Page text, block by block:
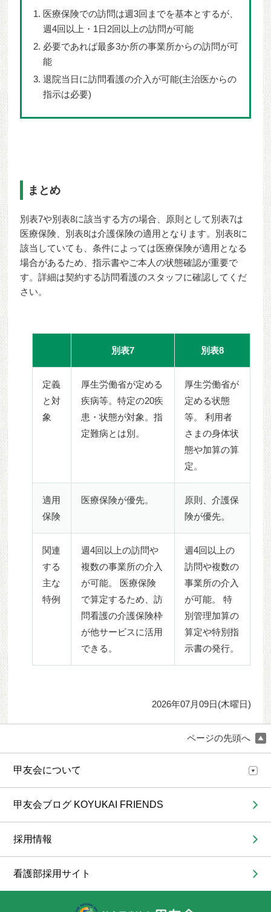
医療保険での訪問は週3回までを基本とするが、
週4回以上・1日2回以上の訪問が可能
必要であれば最多3か所の事業所からの訪問が可
能
退院当日に訪問看護の介入が可能(主治医からの
指示は必要)
まとめ
別表7や別表8に該当する方の場合、原則として別表7は
医療保険、別表8は介護保険の適用となります。別表8に
該当していても、条件によっては医療保険が適用となる
場合があるため、指示書やご本人の状態確認が重要で
す。詳細は契約する訪問看護のスタッフに確認してくだ
さい。
別表7 別表8
定義
と対
象
厚生労働省が定める
疾病等。特定の20疾
患・状態が対象。指
定難病とは別。
厚生労働省が
定める状態
等。 利用者
さまの身体状
態や加算の算
定。
適用
保険
医療保険が優先。
原則、介護保
険が優先。
関連
する
主な
特例
週4回以上の訪問や
複数の事業所の介入
が可能。 医療保険
で算定するため、訪
問看護の介護保険枠
が他サービスに活用
できる。
週4回以上の
訪問や複数の
事業所の介入
が可能。 特
別管理加算の
算定や特別指
示書の発行。
2026年07月09日(木曜日)
ページの先頭へ
甲友会について
甲友会ブログ KOYUKAI FRIENDS
採用情報
看護部採用サイト